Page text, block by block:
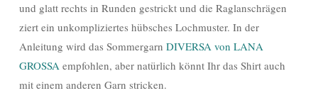
und glatt rechts in Runden gestrickt und die Raglanschrägen
ziert ein unkompliziertes hübsches Lochmuster. In der
Anleitung wird das Sommergarn DIVERSA von LANA
GROSSA empfohlen, aber natürlich könnt Ihr das Shirt auch
mit einem anderen Garn stricken.